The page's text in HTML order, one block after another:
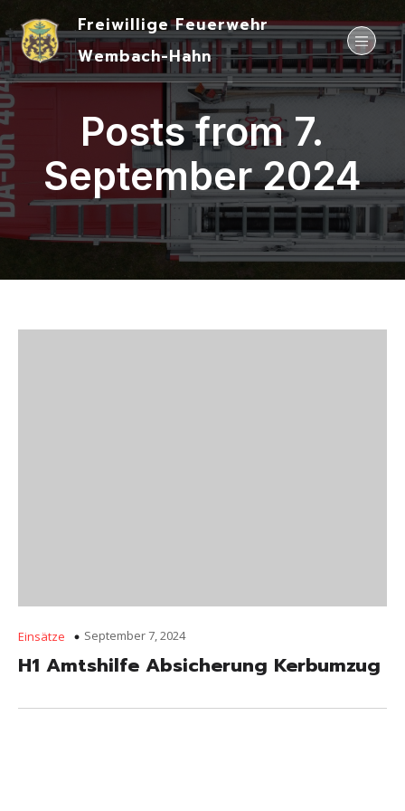
Freiwillige Feuerwehr
Wembach-Hahn
Posts from 7.
September 2024
Einsätze September 7, 2024
H1 Amtshilfe Absicherung Kerbumzug